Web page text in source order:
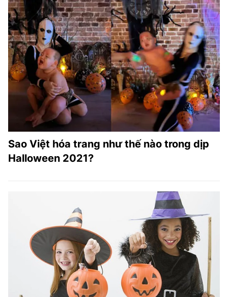
Sao Việt hóa trang như thế nào trong dịp
Halloween 2021?